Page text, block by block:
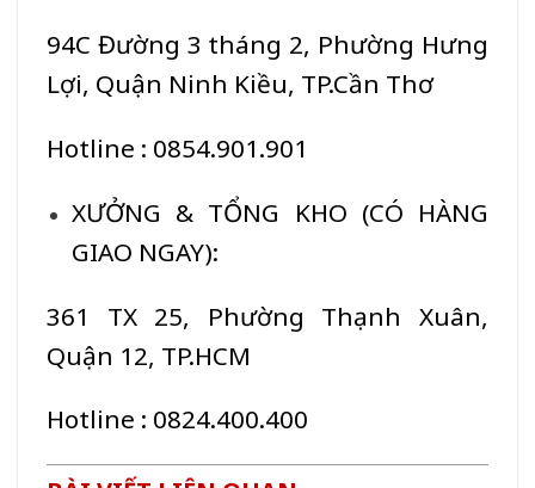
94C Đường 3 tháng 2, Phường Hưng
Lợi, Quận Ninh Kiều, TP.Cần Thơ
Hotline : 0854.901.901
XƯỞNG & TỔNG KHO (CÓ HÀNG
GIAO NGAY):
361 TX 25, Phường Thạnh Xuân,
Quận 12, TP.HCM
Hotline : 0824.400.400